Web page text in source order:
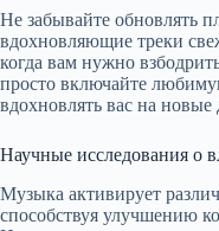
Не забывайте обновлять
вдохновляющие треки
когда вам нужно
просто включайте
вдохновлять вас на новые
Научные исследования о
Музыка активирует
способствуя улучшению